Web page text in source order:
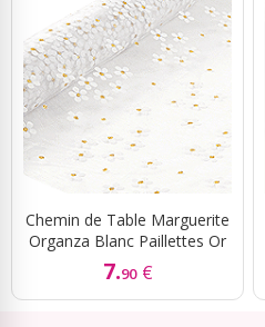
Chemin de Table Marguerite
Organza Blanc Paillettes Or
7.90 €